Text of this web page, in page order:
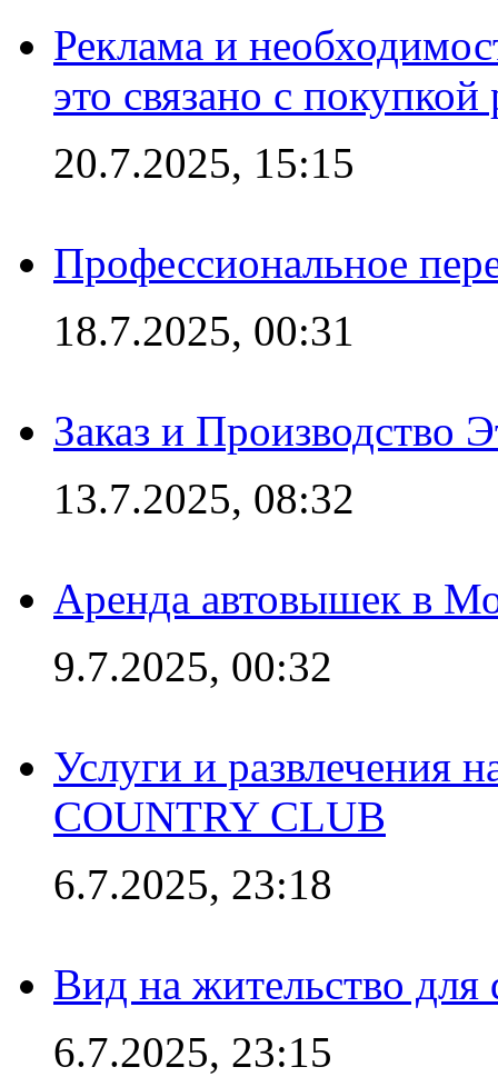
Реклама и
это связано с покупкой
20.7.2025, 15:15
Профессиональное
18.7.2025, 00:31
Заказ и Производство
13.7.2025, 08:32
Аренда автовышек в
9.7.2025, 00:32
Услуги и развлечения
COUNTRY CLUB
6.7.2025, 23:18
Вид на жительство
6.7.2025, 23:15